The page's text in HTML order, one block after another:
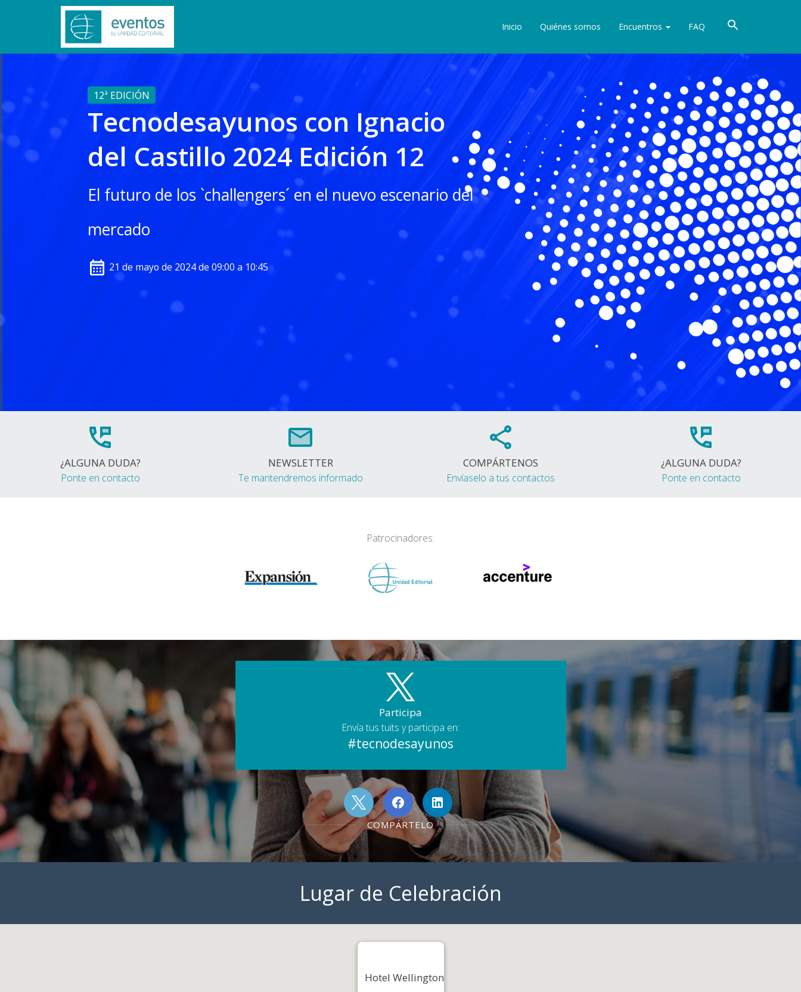
Inicio Quiénes somos Encuentros FAQ
12ª EDICIÓN
Tecnodesayunos con Ignacio
del Castillo 2024 Edición 12
El futuro de los `challengers´ en el nuevo escenario del
mercado
21 de mayo de 2024 de 09:00 a 10:45
¿ALGUNA DUDA?
Ponte en contacto
NEWSLETTER
Te mantendremos informado
COMPÁRTENOS
Envíaselo a tus contactos
¿ALGUNA DUDA?
Ponte en contacto
Patrocinadores:
Participa
Envía tus tuits y participa en:
#tecnodesayunos
COMPÁRTELO
Lugar de Celebración
Hotel Wellington